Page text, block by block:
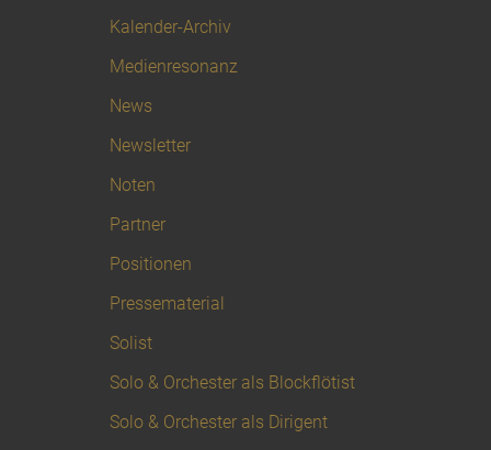
Kalender-Archiv
Medienresonanz
News
Newsletter
Noten
Partner
Positionen
Pressematerial
Solist
Solo & Orchester als Blockflötist
Solo & Orchester als Dirigent